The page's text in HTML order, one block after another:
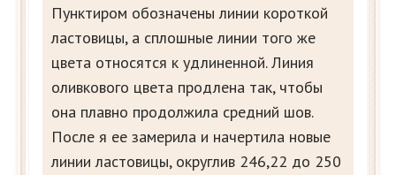
Пунктиром обозначены линии короткой
ластовицы, а сплошные линии того же
цвета относятся к удлиненной. Линия
оливкового цвета продлена так, чтобы
она плавно продолжила средний шов.
После я ее замерила и начертила новые
линии ластовицы, округлив 246,22 до 250